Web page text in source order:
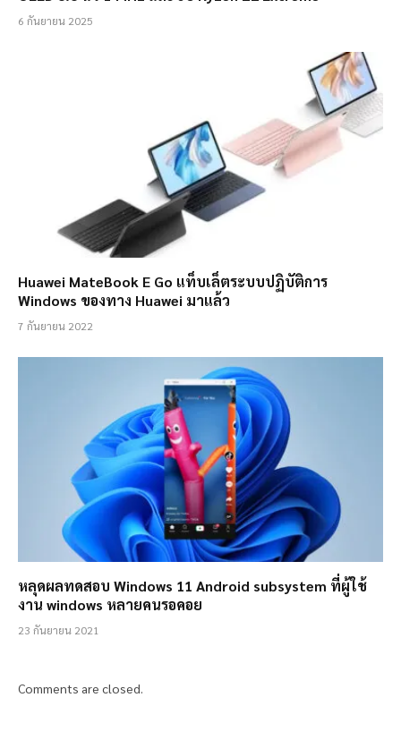
6 กันยายน 2025
Huawei MateBook E Go แท็บเล็ตระบบปฏิบัติการ
Windows ของทาง Huawei มาแล้ว
7 กันยายน 2022
หลุดผลทดสอบ Windows 11 Android subsystem ที่ผู้ใช้
งาน windows หลายคนรอคอย
23 กันยายน 2021
Comments are closed.